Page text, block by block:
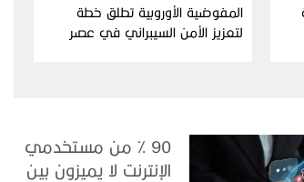
المفوضية الأوروبية تطلق خطة
لتعزيز الأمن السيبراني في عصر
90 % من مستخدمي
الإنترنت لا يميزون بين